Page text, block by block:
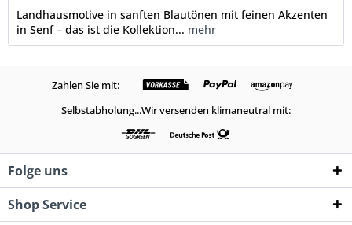
Landhausmotive in sanften Blautönen mit feinen Akzenten
in Senf – das ist die Kollektion... mehr
Zahlen Sie mit:
Selbstabholung...Wir versenden klimaneutral mit:
Folge uns
Shop Service